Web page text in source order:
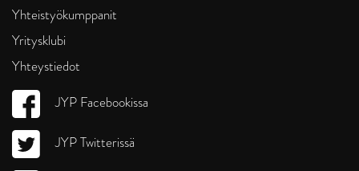
Yhteistyökumppanit
Yritysklubi
Yhteystiedot
JYP Facebookissa
JYP Twitterissä